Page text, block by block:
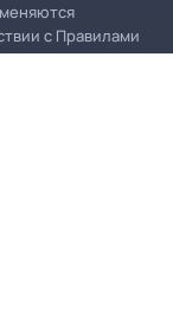
с Правилами